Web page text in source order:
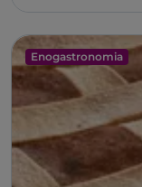
Enogastronomia